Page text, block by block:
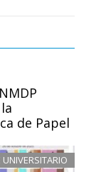
de Papel
UNIVERSITARIO